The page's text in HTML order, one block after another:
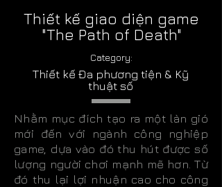
Thiết kế giao diện game
"The Path of Death"
Category:
Thiết kế Đa phương tiện & Kỹ
thuật số
Nhằm mục đích tạo ra một làn gió
mới đến với ngành công nghiệp
game, dựa vào đó thu hút được số
lượng người chơi mạnh mẽ hơn. Từ
đó thu lại lợi nhuận cao cho công